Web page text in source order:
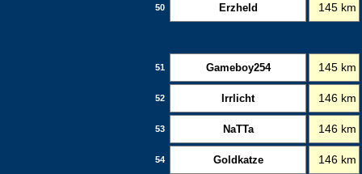
50 Erzheld 145 km
51 Gameboy254 145 km
52 Irrlicht 146 km
53 NaTTa 146 km
54 Goldkatze 146 km